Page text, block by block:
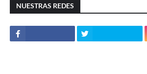
NUESTRAS REDES